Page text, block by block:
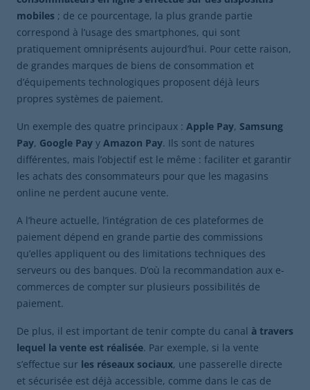
mobiles ; de ce pourcentage, la plus grande partie
correspond à l’usage des smartphones, qui sont
pratiquement omniprésents aujourd’hui. Pour cette raison,
de grandes marques de biens de consommation et
d’équipements technologiques proposent déjà leurs
propres systèmes de paiement.
Un exemple des quatre principaux : Apple Pay, Samsung
Pay, Google Pay y Amazon Pay. Ils sont de natures
différentes, mais l’objectif est le même : faciliter et garantir
les achats des consommateurs pour que les magasins
online ne perdent aucune vente.
A l’heure actuelle, l’intégration de ces plateformes de
paiement dépend en grande partie des commissions
qu’elles appliquent ou des limitations techniques des
serveurs ou des banques. D’où la recommandation aux e-
commerces de compter sur plusieurs possibilités de
paiement.
De plus, il est important de tenir compte du canal à travers
lequel la vente est réalisée. Par exemple, si la vente
s’effectue sur les réseaux sociaux, une passerelle directe
et sécurisée est déjà accessible, comme dans le cas de